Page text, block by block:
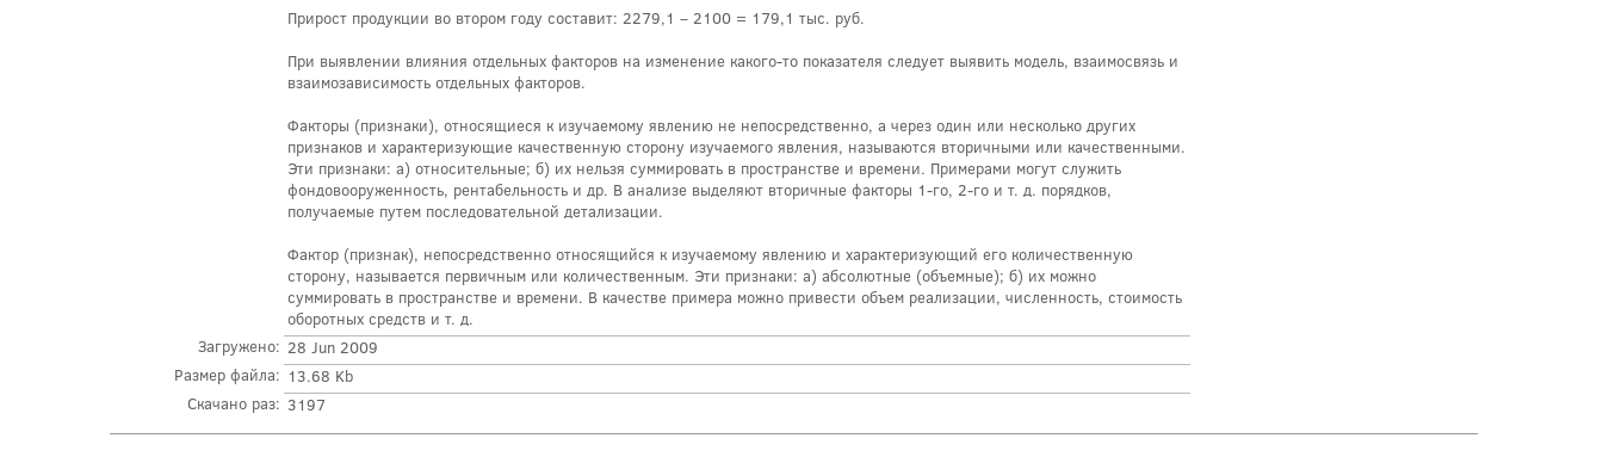
Прирост продукции во втором году составит: 2279,1 – 2100 = 179,1 тыс. руб.
При выявлении влияния отдельных факторов на изменение какого-то показателя следует выявить модель, взаимосвязь и
взаимозависимость отдельных факторов.
Факторы (признаки), относящиеся к изучаемому явлению не непосредственно, а через один или несколько других
признаков и характеризующие качественную сторону изучаемого явления, называются вторичными или качественными.
Эти признаки: а) относительные; б) их нельзя суммировать в пространстве и времени. Примерами могут служить
фондовооруженность, рентабельность и др. В анализе выделяют вторичные факторы 1-го, 2-го и т. д. порядков,
получаемые путем последовательной детализации.
Фактор (признак), непосредственно относящийся к изучаемому явлению и характеризующий его количественную
сторону, называется первичным или количественным. Эти признаки: а) абсолютные (объемные); б) их можно
суммировать в пространстве и времени. В качестве примера можно привести объем реализации, численность, стоимость
оборотных средств и т. д.
Загружено: 28 Jun 2009
Размер файла: 13.68 Kb
Скачано раз: 3197